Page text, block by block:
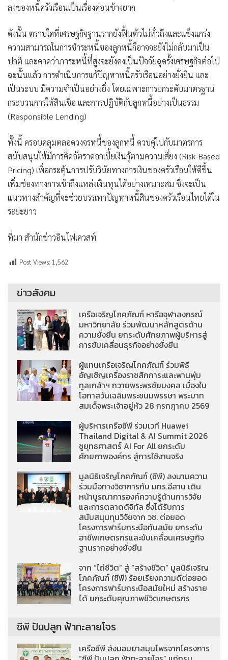
ลงของหนี้ครัวเรือนเป็นเรื่องค่อนข้างยาก
ดังนั้น ตราบใดที่เศรษฐกิจฐานรากยังฟื้นตัวไม่ทั่วถึงและแข็งแกร่ง
ความสามารถในการชำระหนี้ของลูกหนี้ก็อาจจะยังไม่กลับมาเป็น
ปกติ และคาดว่าภาระหนี้ที่สูงจะยังคงเป็นปัจจัยฉุดรั้งเศรษฐกิจต่อไป
ฉะนั้นแล้ว การดำเนินการแก้ปัญหาหนี้ครัวเรือนอย่างยั่งยืน และ
เป็นระบบ มีความจำเป็นอย่างยิ่ง โดยเฉพาะการยกระดับมาตรฐาน
กระบวนการให้สินเชื่อ และการปฏิบัติกับลูกหนี้อย่างเป็นธรรม
(Responsible Lending)
ทั้งนี้ ครอบคลุมตลอดวงจรหนี้ของลูกหนี้ ควบคู่ไปกับมาตรการ
สนับสนุนให้มีการคิดอัตราดอกเบี้ยเงินกู้ตามความเสี่ยง (Risk-Based
Pricing) เพื่อกระตุ้นการปรับวินัยทางการเงินของครัวเรือนให้ดีขึ้น
เพิ่มช่องทางการเข้าถึงแหล่งเงินทุนได้อย่างเหมาะสม ซึ่งจะเป็น
แนวทางสำคัญที่จะช่วยบรรเทาปัญหาหนี้สินของครัวเรือนไทยได้ใน
ระยะยาว
ที่มา สำนักข่าวอินโฟเควสท์
Post Views: 1,562
ข่าวสังคม
เครือเจริญโภคภัณฑ์ หารือจุฬาลงกรณ์
มหาวิทยาลัย ร่วมพัฒนาหลักสูตรด้าน
ความยั่งยืน ยกระดับศักยภาพผู้บริหารสู่
การขับเคลื่อนธุรกิจอย่างยั่งยืน
ผู้แทนเครือเจริญโภคภัณฑ์ ร่วมพิธี
อัญเชิญเครื่องราชสักการะและพานพุ่ม
ทูลเกล้าฯ ถวายพระพรชัยมงคล เนื่องใน
โอกาสวันเฉลิมพระชนมพรรษา พระบาท
สมเด็จพระเจ้าอยู่หัว 28 กรกฎาคม 2569
ผู้บริหารเครือซีพี ร่วมเวที Huawei
Thailand Digital & AI Summit 2026
ชูยุทธศาสตร์ AI For All ยกระดับ
ศักยภาพองค์กร สู่การใช้งานจริง
มูลนิธิเจริญโภคภัณฑ์ (ซีพี) ลงนามความ
ร่วมมือทางวิชาการกับ มทร.อีสาน เดิน
หน้าบูรณาการองค์ความรู้ด้านการวิจัย
และการตลาดดิจิทัล ซึ่งได้รับการ
สนับสนุนทุนวิจัยจาก วช. ต่อยอด
โครงการฟาร์มกระบือทันสมัย ยกระดับ
อาชีพเกษตรกรและขับเคลื่อนเศรษฐกิจ
ฐานรากอย่างยั่งยืน
จาก “ไถ่ชีวิต” สู่ “สร้างชีวิต” มูลนิธิเจริญ
โภคภัณฑ์ (ซีพี) ร้อยเรียงความดีต่อยอด
โครงการฟาร์มกระบือสมัยใหม่ สร้างราย
ได้ ยกระดับคุณภาพชีวิตเกษตรกร
ซีพี ปันปลูก ฟ้าทะลายโจร
เครือซีพี ส่งมอบยาสมุนไพรจากโครงการ